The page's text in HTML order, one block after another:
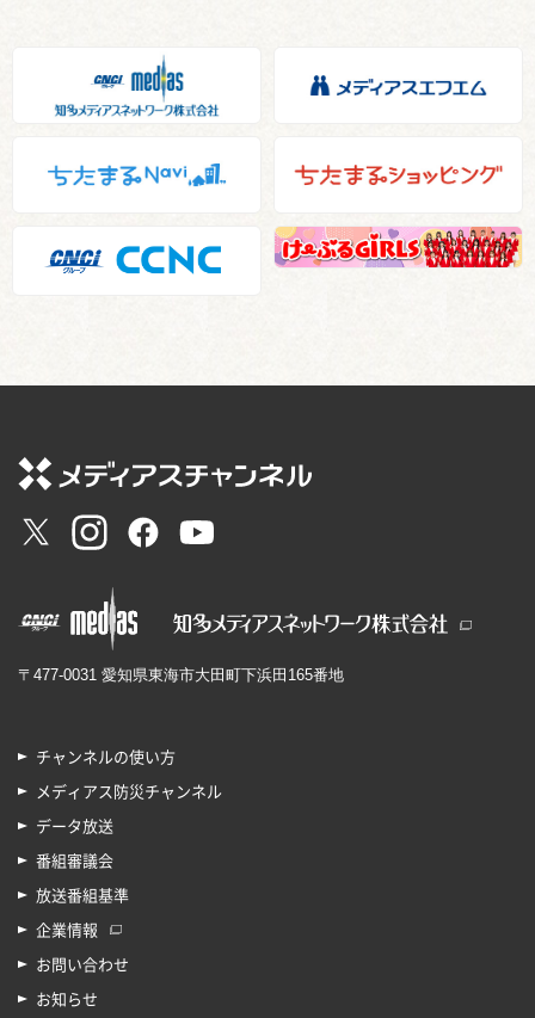
〒477-0031 愛知県東海市大田町下浜田165番地
チャンネルの使い方
メディアス防災チャンネル
データ放送
番組審議会
放送番組基準
企業情報
お問い合わせ
お知らせ